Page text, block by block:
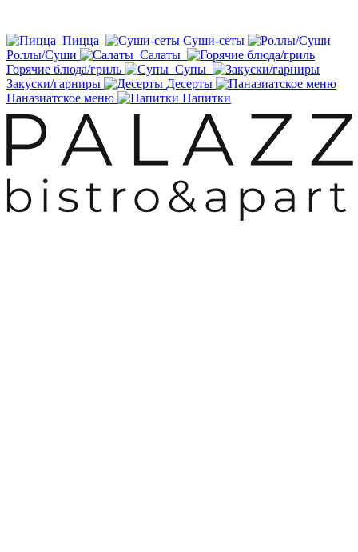
Пицца
Суши-сеты
Роллы/Суши
Салаты
Горячие блюда/гриль
Супы
Закуски/гарниры
Десерты
Паназиатское меню
Напитки